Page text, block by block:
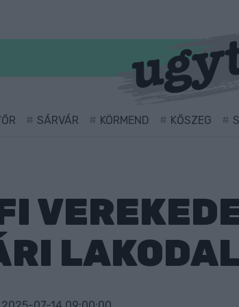
SÁRVÁR KÖRMEND KŐSZEG